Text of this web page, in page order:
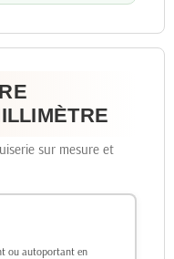
sur mesure et
ou autoportant en